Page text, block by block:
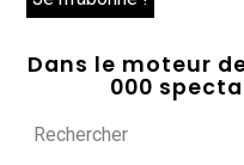
Dans le moteur
000